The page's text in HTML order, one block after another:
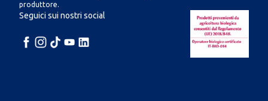
produttore.
Seguici sui nostri social